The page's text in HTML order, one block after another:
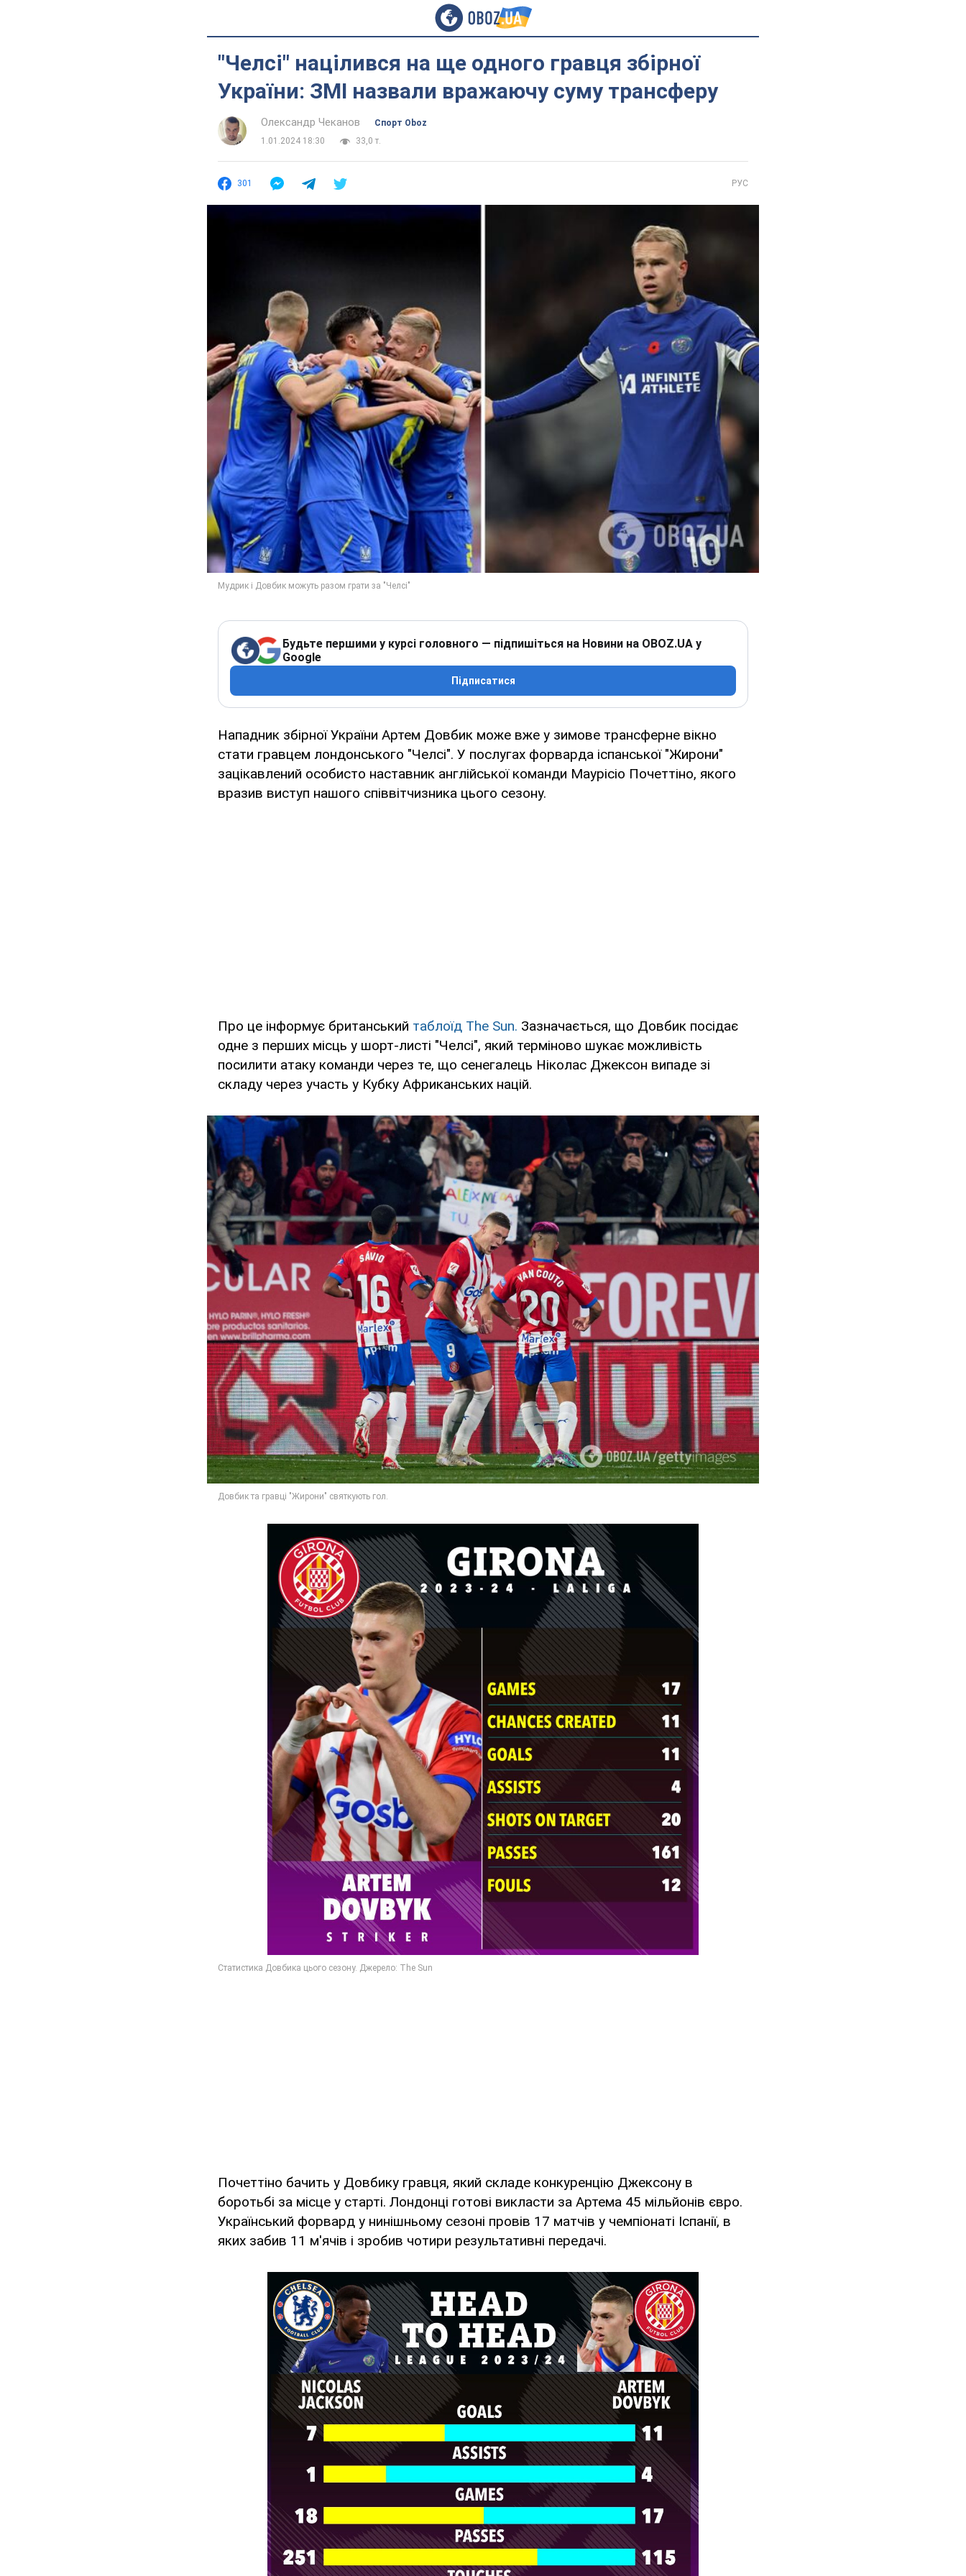
"Челсі" націлився на ще одного гравця збірної
України: ЗМІ назвали вражаючу суму трансферу
Олександр Чеканов
Спорт Oboz
1.01.2024 18:30
33,0 т.
301 РУС
Будьте першими у курсі головного — підпишіться на Новини на OBOZ.UA у
Google
Підписатися
Нападник збірної України Артем Довбик може вже у зимове трансферне вікно
стати гравцем лондонського "Челсі". У послугах форварда іспанської "Жирони"
зацікавлений особисто наставник англійської команди Маурісіо Почеттіно, якого
вразив виступ нашого співвітчизника цього сезону.
Про це інформує британський таблоїд The Sun. Зазначається, що Довбик посідає
одне з перших місць у шорт-листі "Челсі", який терміново шукає можливість
посилити атаку команди через те, що сенегалець Ніколас Джексон випаде зі
складу через участь у Кубку Африканських націй.
Почеттіно бачить у Довбику гравця, який складе конкуренцію Джексону в
боротьбі за місце у старті. Лондонці готові викласти за Артема 45 мільйонів євро.
Український форвард у нинішньому сезоні провів 17 матчів у чемпіонаті Іспанії, в
яких забив 11 м'ячів і зробив чотири результативні передачі.